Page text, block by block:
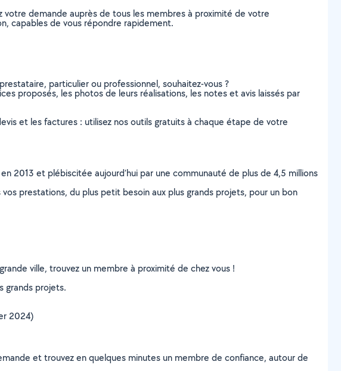
demande auprès de tous les membres à proximité de votre
capables de vous répondre rapidement.
particulier ou professionnel, souhaitez-vous ?
proposés, les photos de leurs réalisations, les notes et avis laissés par
et les factures : utilisez nos outils gratuits à chaque étape de votre
2013 et plébiscitée aujourd’hui par une communauté de plus de 4,5 millions
prestations, du plus petit besoin aux plus grands projets, pour un bon
ville, trouvez un membre à proximité de chez vous !
grands projets.
2024)
et trouvez en quelques minutes un membre de confiance, autour de